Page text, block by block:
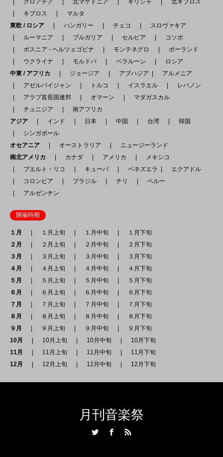
クロアチア
北マケドニア ギリシャ
北キプロス
キプロス
マルタ
東欧 / ロシア
ハンガリー チェコ
スロヴァキア
ルーマニア
ブルガリア セルビア
コソボ
ボスニア - ヘルツェゴビナ
モンテネグロ
ポーランド
ウクライナ
モルドバ ベラルーシ
ロシア
中東 / アフリカ
ジョージア アブハジア
アルメニア
アゼルバイジャン
トルコ イスラエル
レバノン
アラブ首長国連邦
オマーン
マダガスカル
チュニジア
南アフリカ
アジア
インド 日本 中国 台湾
韓国
シンガポール
オセアニア
オーストラリア
ニュージーランド
南北アメリカ
カナダ アメリカ
メキシコ
プエルト・リコ
キューバ ベネズエラ
エクアドル
コロンビア
ブラジル チリ
ペルー
アルゼンチン
開催時期
１月 １月上旬 １月中旬
１月下旬
２月
２月上旬 ２月中旬
２月下旬
３月
３月上旬 ３月中旬
３月下旬
４月
４月上旬 ４月中旬
４月下旬
５月
５月上旬 ５月中旬
５月下旬
６月
６月上旬 ６月中旬
６月下旬
７月
７月上旬 ７月中旬
７月下旬
８月
８月上旬 ８月中旬
８月下旬
９月
９月上旬 ９月中旬
９月下旬
10月
10月上旬 10月中旬
10月下旬
11月
11月上旬 11月中旬
11月下旬
12月
12月上旬 12月中旬 12月下旬
月刊音楽祭